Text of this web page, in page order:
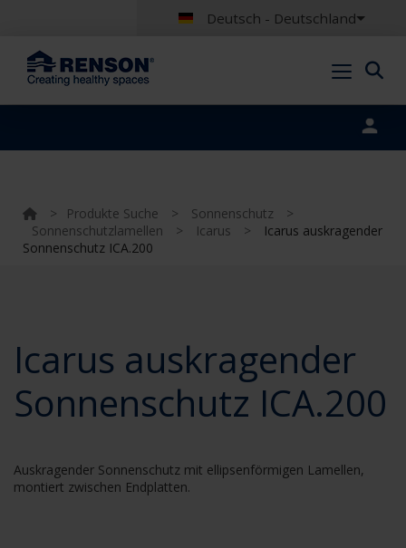
Deutsch - Deutschland
> Produkte Suche > Sonnenschutz
>
Sonnenschutzlamellen
> Icarus >
Icarus auskragender
Sonnenschutz ICA.200
Icarus auskragender
Sonnenschutz ICA.200
Auskragender Sonnenschutz mit ellipsenförmigen Lamellen,
montiert zwischen Endplatten.